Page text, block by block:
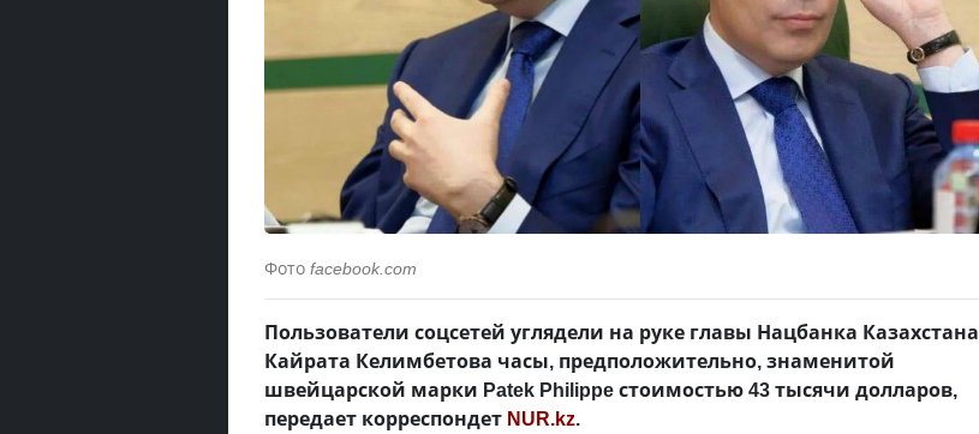
Фото facebook.com
Пользователи соцсетей углядели на руке главы Нацбанка Казахстана
Кайрата Келимбетова часы, предположительно, знаменитой
швейцарской марки Patek Philippe стоимостью 43 тысячи долларов,
передает корреспондет NUR.kz.